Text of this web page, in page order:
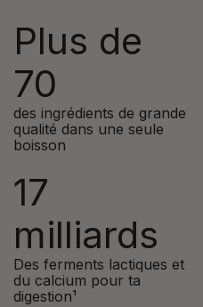
Plus de
70
des ingrédients de grande
qualité dans une seule
boisson
17
milliards
Des ferments lactiques et
du calcium pour ta
digestion¹